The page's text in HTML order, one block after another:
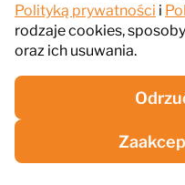
Polityką prywatności i
rodzaje cookies,
oraz ich usuwania.
NIP: 6461016485
© InPlus Gastro